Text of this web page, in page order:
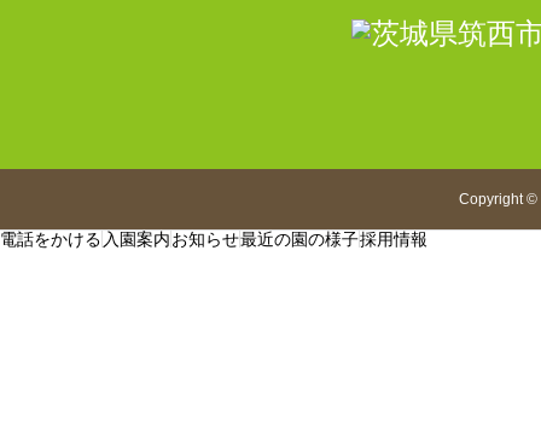
Copyright ©
電話をかける 入園案内お知らせ最近の園の様子採用情報